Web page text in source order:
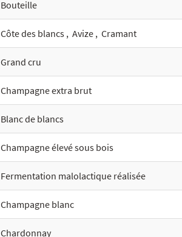
Bouteille
Côte des blancs , Avize , Cramant
Grand cru
Champagne extra brut
Blanc de blancs
Champagne élevé sous bois
Fermentation malolactique réalisée
Champagne blanc
Chardonnay